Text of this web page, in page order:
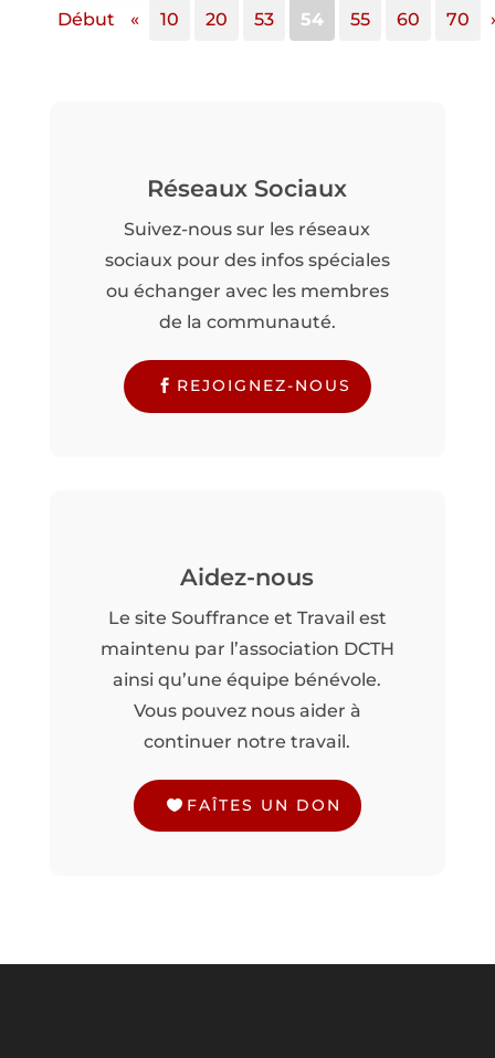
Début « 10 20 53 54 55 60 70
Réseaux Sociaux
Suivez-nous sur les réseaux
sociaux pour des infos spéciales
ou échanger avec les membres
de la communauté.
REJOIGNEZ-NOUS
Aidez-nous
Le site Souffrance et Travail est
maintenu par l’association DCTH
ainsi qu’une équipe bénévole.
Vous pouvez nous aider à
continuer notre travail.
FAÎTES UN DON